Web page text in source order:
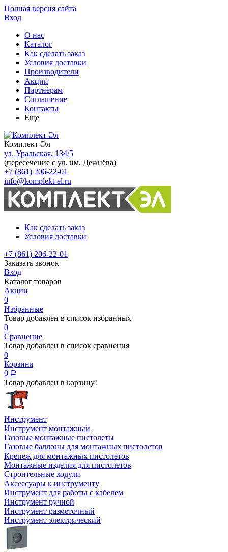
Полная версия сайта
Вход
О нас
Каталог
Как сделать заказ
Условия доставки
Производители
Акции
Партнёрам
Соглашение
Контакты
Еще
Комплект-Эл
ул. Уральская, 134/5
(пересечение с ул. им. Дежнёва)
+7 (861) 206-22-01
info@komplekt-el.ru
Как сделать заказ
Условия доставки
+7 (861) 206-22-01
Заказать звонок
Вход
Каталог товаров
Акции
0
Избранные
Товар добавлен в список избранных
0
Сравнение
Товар добавлен в список сравнения
0
Корзина
0 Р
Товар добавлен в корзину!
Инструмент
Инструмент монтажный
Газовые монтажные пистолеты
Газовые баллоны для монтажных пистолетов
Крепеж для монтажных пистолетов
Монтажные изделия для пистолетов
Строительные ходули
Аксессуары к инструменту
Инструмент для работы с кабелем
Инструмент ручной
Инструмент разметочный
Инструмент электрический